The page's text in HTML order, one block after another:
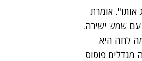
אותו", אומרת
עם שמש ישירה.
לחה היא
מגדלים פוטוס